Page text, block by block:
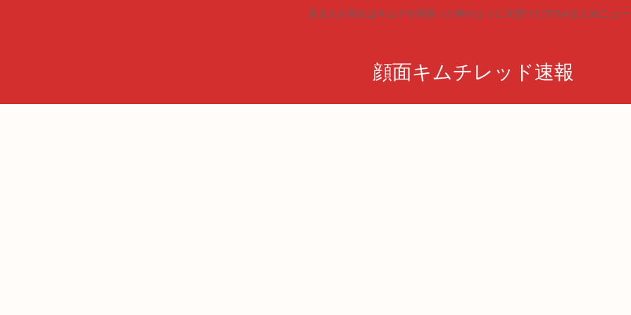
見る人が見ればキムチを頬張った時のように火照りだす5chまとめニュ
顔面キムチレッド速報